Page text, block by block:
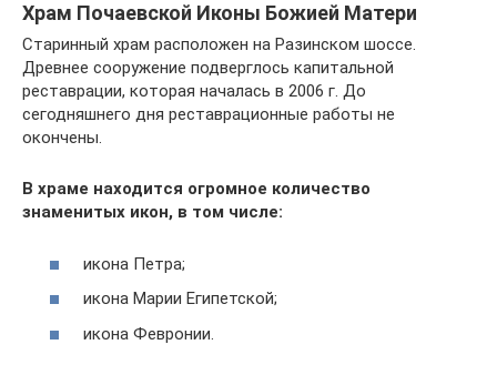
Храм Почаевской Иконы Божией Матери
Старинный храм расположен на Разинском шоссе.
Древнее сооружение подверглось капитальной
реставрации, которая началась в 2006 г. До
сегодняшнего дня реставрационные работы не
окончены.
В храме находится огромное количество
знаменитых икон, в том числе:
икона Петра;
икона Марии Египетской;
икона Февронии.